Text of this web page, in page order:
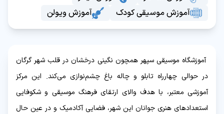
آموزش موسیقی کودک
آموزش ویولن
آموزشگاه موسیقی سپهر همچون نگینی درخشان در قلب شهر گرگان
در حوالی چهارراه تابلو و چاله باغ چشم‌نوازی می‌کند. این مرکز
آموزشی معتبر، با هدف والای ارتقای فرهنگ موسیقی و شکوفایی
استعدادهای هنری جوانان این شهر، فضایی آکادمیک و در عین حال